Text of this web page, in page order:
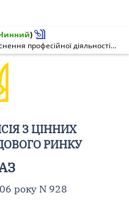
)
Про видачу копії ліцензії на здійснення професійної діяльності на фондовому ринку
З ЦІННИХ
РИНКУ
року N 928